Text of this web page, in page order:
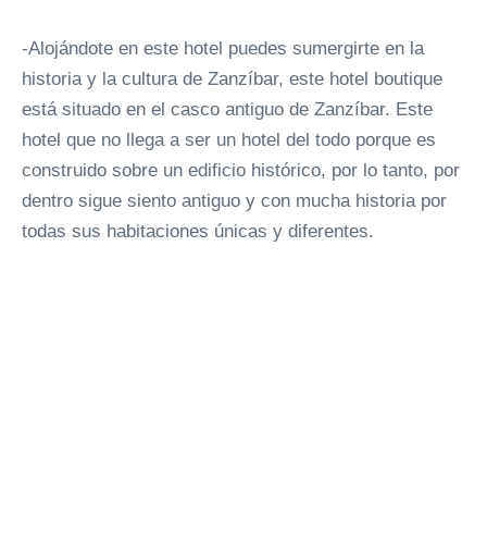
-Alojándote en este hotel puedes sumergirte en la
historia y la cultura de Zanzíbar, este hotel boutique
está situado en el casco antiguo de Zanzíbar. Este
hotel que no llega a ser un hotel del todo porque es
construido sobre un edificio histórico, por lo tanto, por
dentro sigue siento antiguo y con mucha historia por
todas sus habitaciones únicas y diferentes.